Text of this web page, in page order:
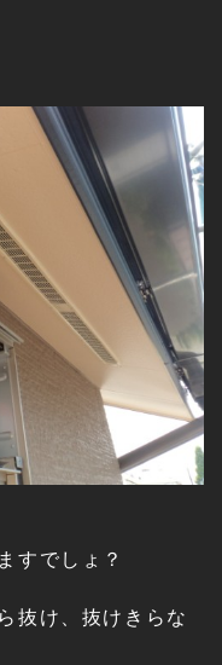
すでしょ？
抜け、抜けきらな